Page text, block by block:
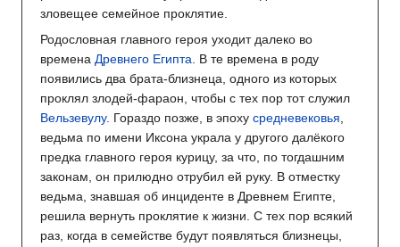
зловещее семейное проклятие.
Родословная главного героя уходит далеко во
времена Древнего Египта. В те времена в роду
появились два брата-близнеца, одного из которых
проклял злодей-фараон, чтобы с тех пор тот служил
Вельзевулу. Гораздо позже, в эпоху средневековья,
ведьма по имени Иксона украла у другого далёкого
предка главного героя курицу, за что, по тогдашним
законам, он прилюдно отрубил ей руку. В отместку
ведьма, знавшая об инциденте в Древнем Египте,
решила вернуть проклятие к жизни. С тех пор всякий
раз, когда в семействе будут появляться близнецы,